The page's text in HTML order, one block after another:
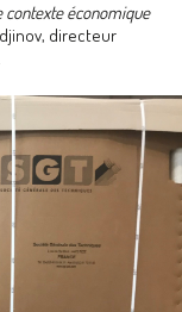
contexte économique
directeur